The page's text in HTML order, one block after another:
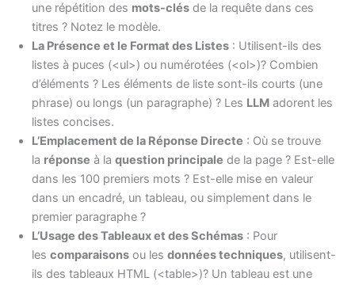
une répétition des mots-clés de la requête dans ces
titres ? Notez le modèle.
La Présence et le Format des Listes : Utilisent-ils des
listes à puces (<ul>) ou numérotées (<ol>)? Combien
d’éléments ? Les éléments de liste sont-ils courts (une
phrase) ou longs (un paragraphe) ? Les LLM adorent les
listes concises.
L’Emplacement de la Réponse Directe : Où se trouve
la réponse à la question principale de la page ? Est-elle
dans les 100 premiers mots ? Est-elle mise en valeur
dans un encadré, un tableau, ou simplement dans le
premier paragraphe ?
L’Usage des Tableaux et des Schémas : Pour
les comparaisons ou les données techniques, utilisent-
ils des tableaux HTML (<table>)? Un tableau est une